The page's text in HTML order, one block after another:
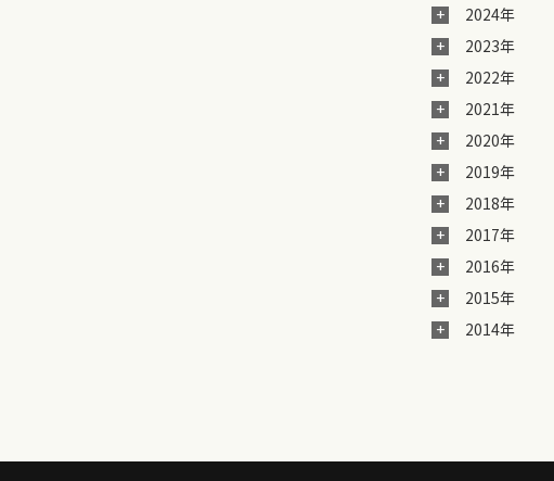
2024年
2023年
2022年
2021年
2020年
2019年
2018年
2017年
2016年
2015年
2014年